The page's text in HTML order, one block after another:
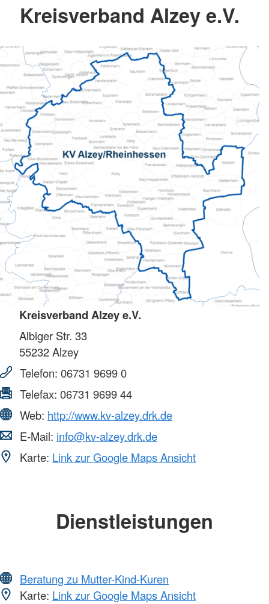
Kreisverband Alzey e.V.
Kreisverband Alzey e.V.
Albiger Str. 33
55232Alzey
Telefon: 06731 9699 0
Telefax: 06731 9699 44
Web: http://www.kv-alzey.drk.de
E-Mail: info@kv-alzey.drk.de
Karte: Link zur Google Maps Ansicht
Dienstleistungen
Beratung zu Mutter-Kind-Kuren
Karte: Link zur Google Maps Ansicht